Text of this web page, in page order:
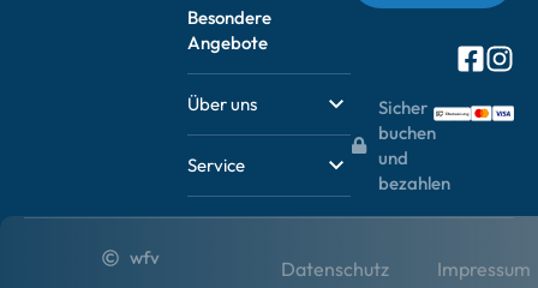
Besondere
Angebote
Über uns
Service
Sicher
buchen
und
bezahlen
wfv Datenschutz Impressum